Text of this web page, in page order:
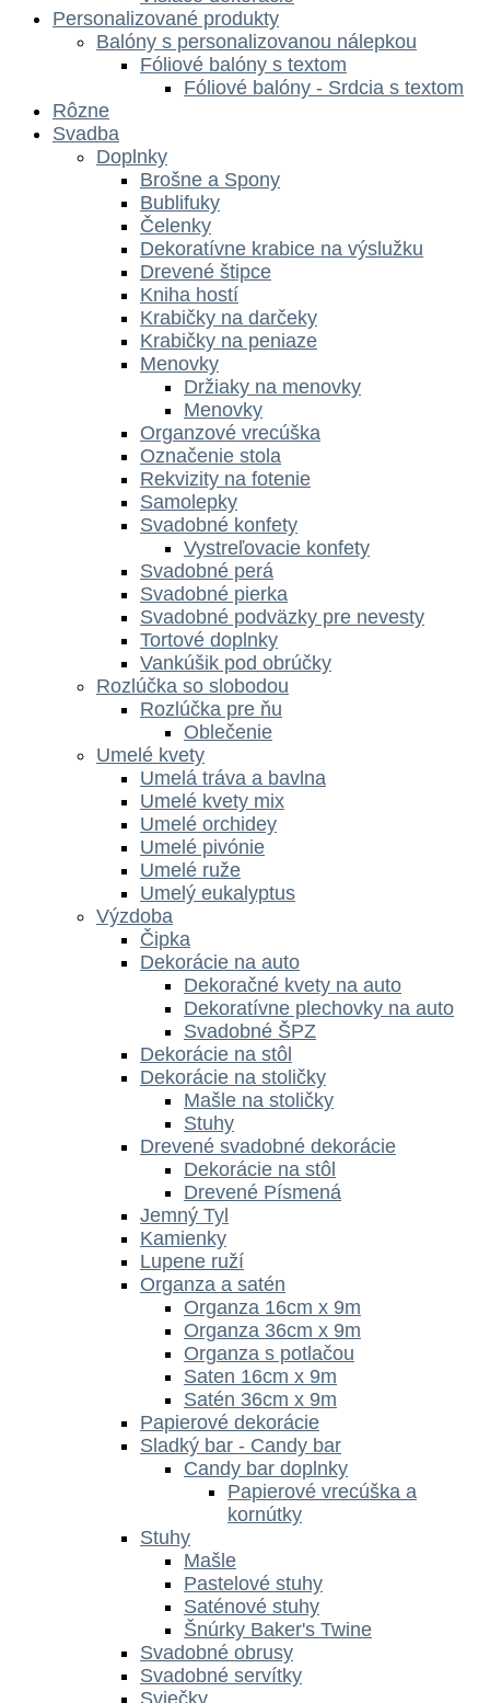
Personalizované produkty
Balóny s personalizovanou nálepkou
Fóliové balóny s textom
Fóliové balóny - Srdcia s textom
Rôzne
Svadba
Doplnky
Brošne a Spony
Bublifuky
Čelenky
Dekoratívne krabice na výslužku
Drevené štipce
Kniha hostí
Krabičky na darčeky
Krabičky na peniaze
Menovky
Držiaky na menovky
Menovky
Organzové vrecúška
Označenie stola
Rekvizity na fotenie
Samolepky
Svadobné konfety
Vystreľovacie konfety
Svadobné perá
Svadobné pierka
Svadobné podväzky pre nevesty
Tortové doplnky
Vankúšik pod obrúčky
Rozlúčka so slobodou
Rozlúčka pre ňu
Oblečenie
Umelé kvety
Umelá tráva a bavlna
Umelé kvety mix
Umelé orchidey
Umelé pivónie
Umelé ruže
Umelý eukalyptus
Výzdoba
Čipka
Dekorácie na auto
Dekoračné kvety na auto
Dekoratívne plechovky na auto
Svadobné ŠPZ
Dekorácie na stôl
Dekorácie na stoličky
Mašle na stoličky
Stuhy
Drevené svadobné dekorácie
Dekorácie na stôl
Drevené Písmená
Jemný Tyl
Kamienky
Lupene ruží
Organza a satén
Organza 16cm x 9m
Organza 36cm x 9m
Organza s potlačou
Saten 16cm x 9m
Satén 36cm x 9m
Papierové dekorácie
Sladký bar - Candy bar
Candy bar doplnky
Papierové vrecúška a
kornútky
Stuhy
Mašle
Pastelové stuhy
Saténové stuhy
Šnúrky Baker's Twine
Svadobné obrusy
Svadobné servítky
Sviečky